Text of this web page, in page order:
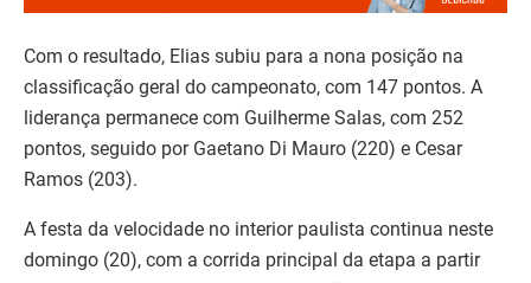
Com o resultado, Elias subiu para a nona posição na
classificação geral do campeonato, com 147 pontos. A
liderança permanece com Guilherme Salas, com 252
pontos, seguido por Gaetano Di Mauro (220) e Cesar
Ramos (203).
A festa da velocidade no interior paulista continua neste
domingo (20), com a corrida principal da etapa a partir